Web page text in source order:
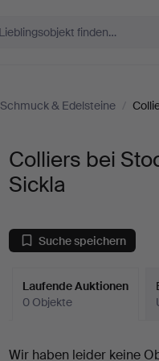
Schmuck & Edelsteine /
Colliers bei
Sickla
Suche speichern
Laufende Auktionen
0 Objekte
Laufende
Wir haben leider keine